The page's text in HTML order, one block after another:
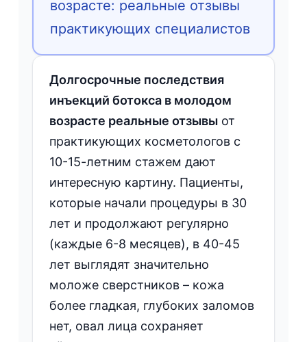
возрасте: реальные отзывы
практикующих специалистов
Долгосрочные последствия
инъекций ботокса в молодом
возрасте реальные отзывыот
практикующих косметологов с
10-15-летним стажем дают
интересную картину. Пациенты,
которые начали процедуры в 30
лет и продолжают регулярно
(каждые 6-8 месяцев), в 40-45
лет выглядят значительно
моложе сверстников –кожа
более гладкая, глубоких заломов
нет, овал лица сохраняет